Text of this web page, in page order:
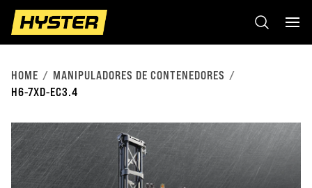
HOME
MANIPULADORES DE CONTENEDORES
H6-7XD-EC3.4